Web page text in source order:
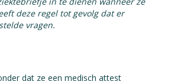
deze regel tot gevolg dat er
vragen.
dat ze een medisch attest